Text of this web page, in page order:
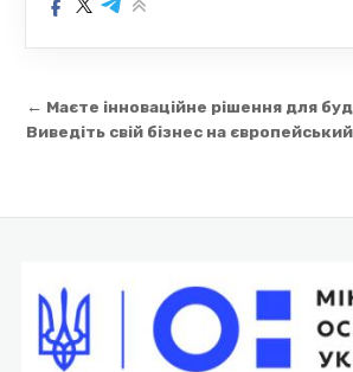
Навігація
записів
← Маєте інноваційне рішення для
Виведіть свій бізнес на